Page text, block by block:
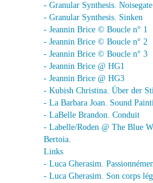
- Granular Synthesis. Noisegate
- Granular Synthesis. Sinken
- Jeannin Brice © Boucle n° 1
- Jeannin Brice © Boucle n° 2
- Jeannin Brice © Boucle n° 3
- Jeannin Brice @ HG1
- Jeannin Brice @ HG3
- Kubish Christina. Über der
- La Barbara Joan. Sound
- LaBelle Brandon. Conduit
- Labelle/Roden @ The Blue
Bertoia.
Links
- Luca Gherasim.
- Luca Gherasim. Son corps